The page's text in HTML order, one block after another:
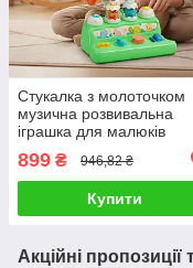
Стукалка з молоточком
музична розвивальна
іграшка для малюків
ігровий набір світло звук
тварини літери форми
899 ₴ 946,82 ₴
Купити
Акційні пропозиції